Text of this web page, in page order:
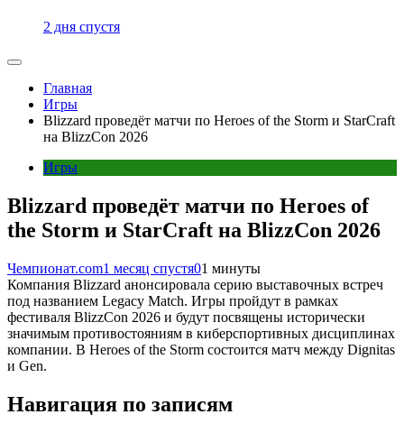
2 дня спустя
Главная
Игры
Blizzard проведёт матчи по Heroes of the Storm и StarCraft
на BlizzCon 2026
Игры
Blizzard проведёт матчи по Heroes of
the Storm и StarCraft на BlizzCon 2026
Чемпионат.com1 месяц спустя01 минуты
Компания Blizzard анонсировала серию выставочных встреч
под названием Legacy Match. Игры пройдут в рамках
фестиваля BlizzCon 2026 и будут посвящены исторически
значимым противостояниям в киберспортивных дисциплинах
компании. В Heroes of the Storm состоится матч между Dignitas
и Gen.
Навигация по записям